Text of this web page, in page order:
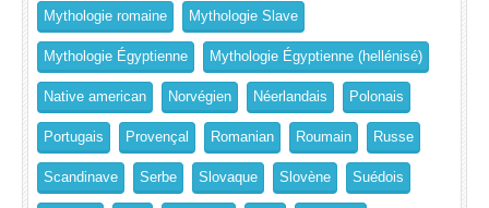
Mythologie romaine Mythologie Slave
Mythologie Égyptienne Mythologie Égyptienne (hellénisé)
Native american Norvégien Néerlandais Polonais
Portugais Provençal Romanian Roumain Russe
Scandinave Serbe Slovaque Slovène Suédois